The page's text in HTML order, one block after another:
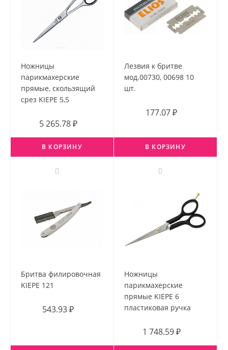
Ножницы
парикмахерские
прямые, скользящий
срез KIEPE 5,5
5 265.78 ₽
В КОРЗИНУ
Лезвия к бритве
мод.00730, 00698 10
шт.
177.07 ₽
В КОРЗИНУ
Бритва филировочная
KIEPE 121
543.93 ₽
Ножницы
парикмахерские
прямые KIEPE 6
пластиковая ручка
1 748.59 ₽